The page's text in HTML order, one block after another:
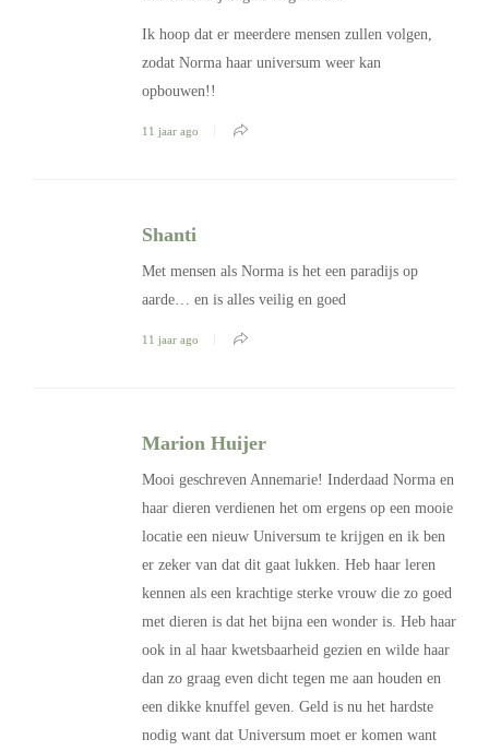
Ik hoop dat er meerdere mensen zullen volgen,
zodat Norma haar universum weer kan
opbouwen!!
11 jaar ago
Shanti
Met mensen als Norma is het een paradijs op
aarde… en is alles veilig en goed
11 jaar ago
Marion Huijer
Mooi geschreven Annemarie! Inderdaad Norma en
haar dieren verdienen het om ergens op een mooie
locatie een nieuw Universum te krijgen en ik ben
er zeker van dat dit gaat lukken. Heb haar leren
kennen als een krachtige sterke vrouw die zo goed
met dieren is dat het bijna een wonder is. Heb haar
ook in al haar kwetsbaarheid gezien en wilde haar
dan zo graag even dicht tegen me aan houden en
een dikke knuffel geven. Geld is nu het hardste
nodig want dat Universum moet er komen want